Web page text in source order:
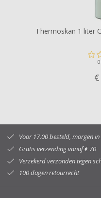
Thermoskan 1 liter
Voor 17.00 besteld, morgen in
Gratis verzending vanaf € 70
Verzekerd verzonden tegen
100 dagen retourrecht